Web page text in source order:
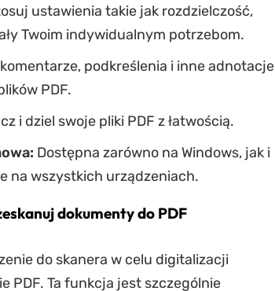
ustawienia takie jak rozdzielczość,
Twoim indywidualnym potrzebom.
podkreślenia i inne adnotacje
PDF.
i dziel swoje pliki PDF z łatwością.
Dostępna zarówno na Windows, jak i
na wszystkich urządzeniach.
dokumenty do PDF
do skanera w celu digitalizacji
PDF. Ta funkcja jest szczególnie